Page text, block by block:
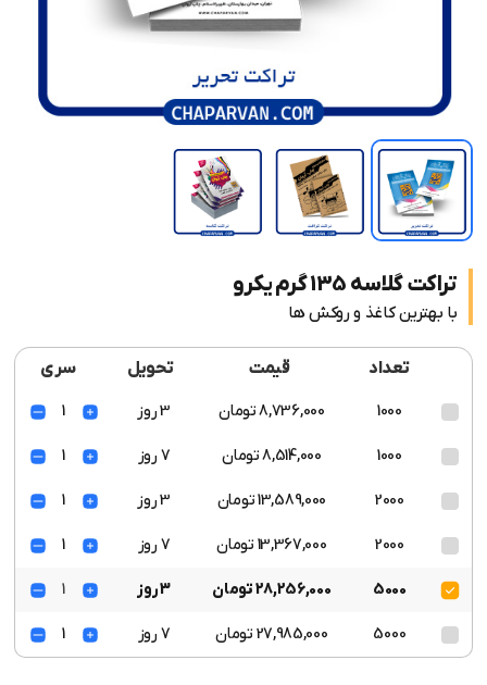
تراکت گلاسه 135 گرم یکرو
با بهترین کاغذ و روکش ها
تعداد قیمت تحویل سری
1000 8,736,000 تومان 3 روز 1
1000 8,514,000 تومان 7 روز 1
2000 13,589,000 تومان 3 روز 1
2000 13,367,000 تومان 7 روز 1
5000 28,256,000 تومان 3 روز 1
5000 27,985,000 تومان 7 روز 1